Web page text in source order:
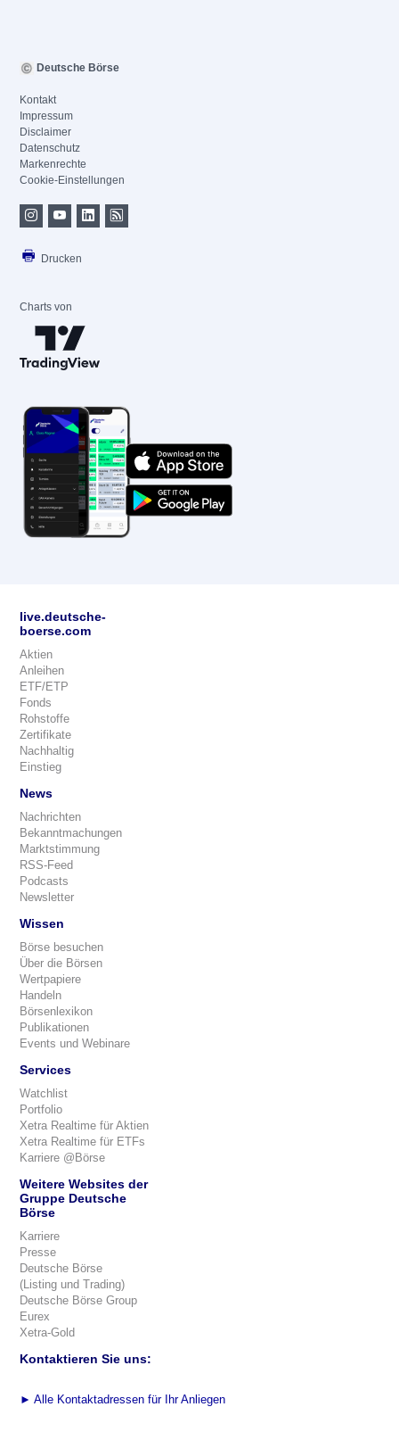
Deutsche Börse
Kontakt
Impressum
Disclaimer
Datenschutz
Markenrechte
Cookie-Einstellungen
Drucken
Charts von
live.deutsche-
boerse.com
Aktien
Anleihen
ETF/ETP
Fonds
Rohstoffe
Zertifikate
Nachhaltig
Einstieg
News
Nachrichten
Bekanntmachungen
Marktstimmung
RSS-Feed
Podcasts
Newsletter
Wissen
Börse besuchen
Über die Börsen
Wertpapiere
Handeln
Börsenlexikon
Publikationen
Events und Webinare
Services
Watchlist
Portfolio
Xetra Realtime für Aktien
Xetra Realtime für ETFs
Karriere @Börse
Weitere Websites der
Gruppe Deutsche
Börse
Karriere
Presse
Deutsche Börse
(Listing und Trading)
Deutsche Börse Group
Eurex
Xetra-Gold
Kontaktieren Sie uns:
► Alle Kontaktadressen für Ihr Anliegen